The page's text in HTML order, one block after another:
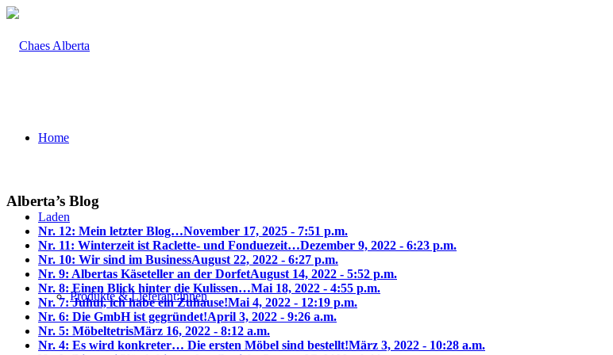
Home
Laden
Produkte & Lieferant:innen
Alberta’s Blog
Nr. 12: Mein letzter Blog…November 17, 2025 - 7:51 p.m.
Nr. 11: Winterzeit ist Raclette- und Fonduezeit…Dezember 9, 2022 - 6:23 p.m.
Nr. 10: Wir sind im BusinessAugust 22, 2022 - 6:27 p.m.
Nr. 9: Albertas Käseteller an der DorfetAugust 14, 2022 - 5:52 p.m.
Nr. 8: Einen Blick hinter die Kulissen…Mai 18, 2022 - 4:55 p.m.
Nr. 7: Juhui, ich habe ein Zuhause!Mai 4, 2022 - 12:19 p.m.
Nr. 6: Die GmbH ist gegründet!April 3, 2022 - 9:26 a.m.
Nr. 5: MöbeltetrisMärz 16, 2022 - 8:12 a.m.
Nr. 4: Es wird konkreter… Die ersten Möbel sind bestellt!März 3, 2022 - 10:28 a.m.